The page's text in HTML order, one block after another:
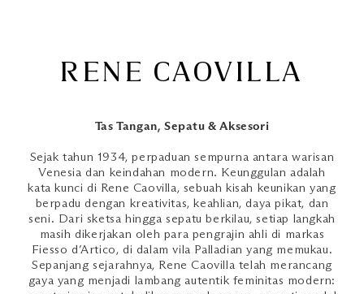
RENE CAOVILLA
Tas Tangan, Sepatu & Aksesori
Sejak tahun 1934, perpaduan sempurna antara warisan
Venesia dan keindahan modern. Keunggulan adalah
kata kunci di Rene Caovilla, sebuah kisah keunikan yang
berpadu dengan kreativitas, keahlian, daya pikat, dan
seni. Dari sketsa hingga sepatu berkilau, setiap langkah
masih dikerjakan oleh para pengrajin ahli di markas
Fiesso d’Artico, di dalam vila Palladian yang memukau.
Sepanjang sejarahnya, Rene Caovilla telah merancang
gaya yang menjadi lambang autentik feminitas modern: